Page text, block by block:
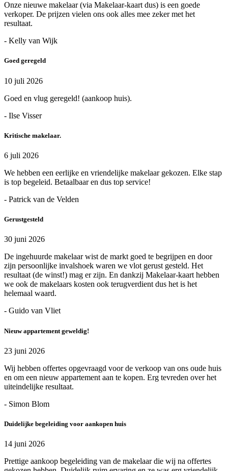
Onze nieuwe makelaar (via Makelaar-kaart dus) is een goede
verkoper. De prijzen vielen ons ook alles mee zeker met het
resultaat.
- Kelly van Wijk
Goed geregeld
10 juli 2026
Goed en vlug geregeld! (aankoop huis).
- Ilse Visser
Kritische makelaar.
6 juli 2026
We hebben een eerlijke en vriendelijke makelaar gekozen. Elke stap
is top begeleid. Betaalbaar en dus top service!
- Patrick van de Velden
Gerustgesteld
30 juni 2026
De ingehuurde makelaar wist de markt goed te begrijpen en door
zijn persoonlijke invalshoek waren we vlot gerust gesteld. Het
resultaat (de winst!) mag er zijn. En dankzij Makelaar-kaart hebben
we ook de makelaars kosten ook terugverdient dus het is het
helemaal waard.
- Guido van Vliet
Nieuw appartement geweldig!
23 juni 2026
Wij hebben offertes opgevraagd voor de verkoop van ons oude huis
en om een nieuw appartement aan te kopen. Erg tevreden over het
uiteindelijke resultaat.
- Simon Blom
Duidelijke begeleiding voor aankopen huis
14 juni 2026
Prettige aankoop begeleiding van de makelaar die wij na offertes